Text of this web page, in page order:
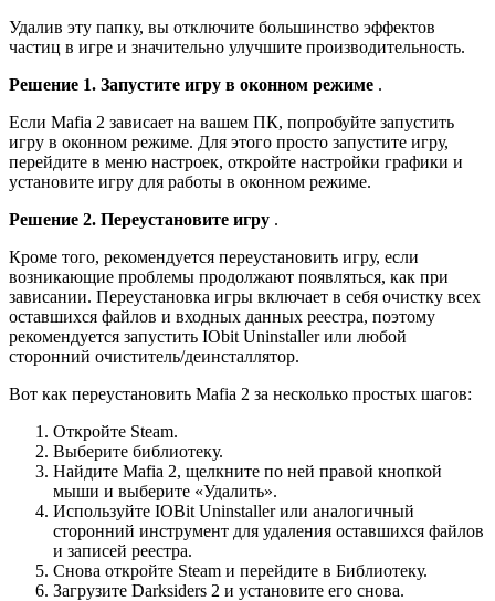
Удалив эту папку, вы отключите большинство эффектов
частиц в игре и значительно улучшите производительность.
Решение 1. Запустите игру в оконном режиме .
Если Mafia 2 зависает на вашем ПК, попробуйте запустить
игру в оконном режиме. Для этого просто запустите игру,
перейдите в меню настроек, откройте настройки графики и
установите игру для работы в оконном режиме.
Решение 2. Переустановите игру .
Кроме того, рекомендуется переустановить игру, если
возникающие проблемы продолжают появляться, как при
зависании. Переустановка игры включает в себя очистку всех
оставшихся файлов и входных данных реестра, поэтому
рекомендуется запустить IObit Uninstaller или любой
сторонний очиститель/деинсталлятор.
Вот как переустановить Mafia 2 за несколько простых шагов:
Откройте Steam.
Выберите библиотеку.
Найдите Mafia 2, щелкните по ней правой кнопкой
мыши и выберите «Удалить».
Используйте IOBit Uninstaller или аналогичный
сторонний инструмент для удаления оставшихся файлов
и записей реестра.
Снова откройте Steam и перейдите в Библиотеку.
Загрузите Darksiders 2 и установите его снова.